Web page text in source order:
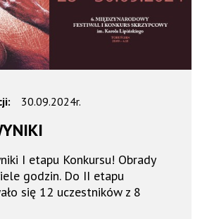
30.09.2024r.
I etapu Konkursu! Obrady
godzin. Do II etapu
się 12 uczestników z 8